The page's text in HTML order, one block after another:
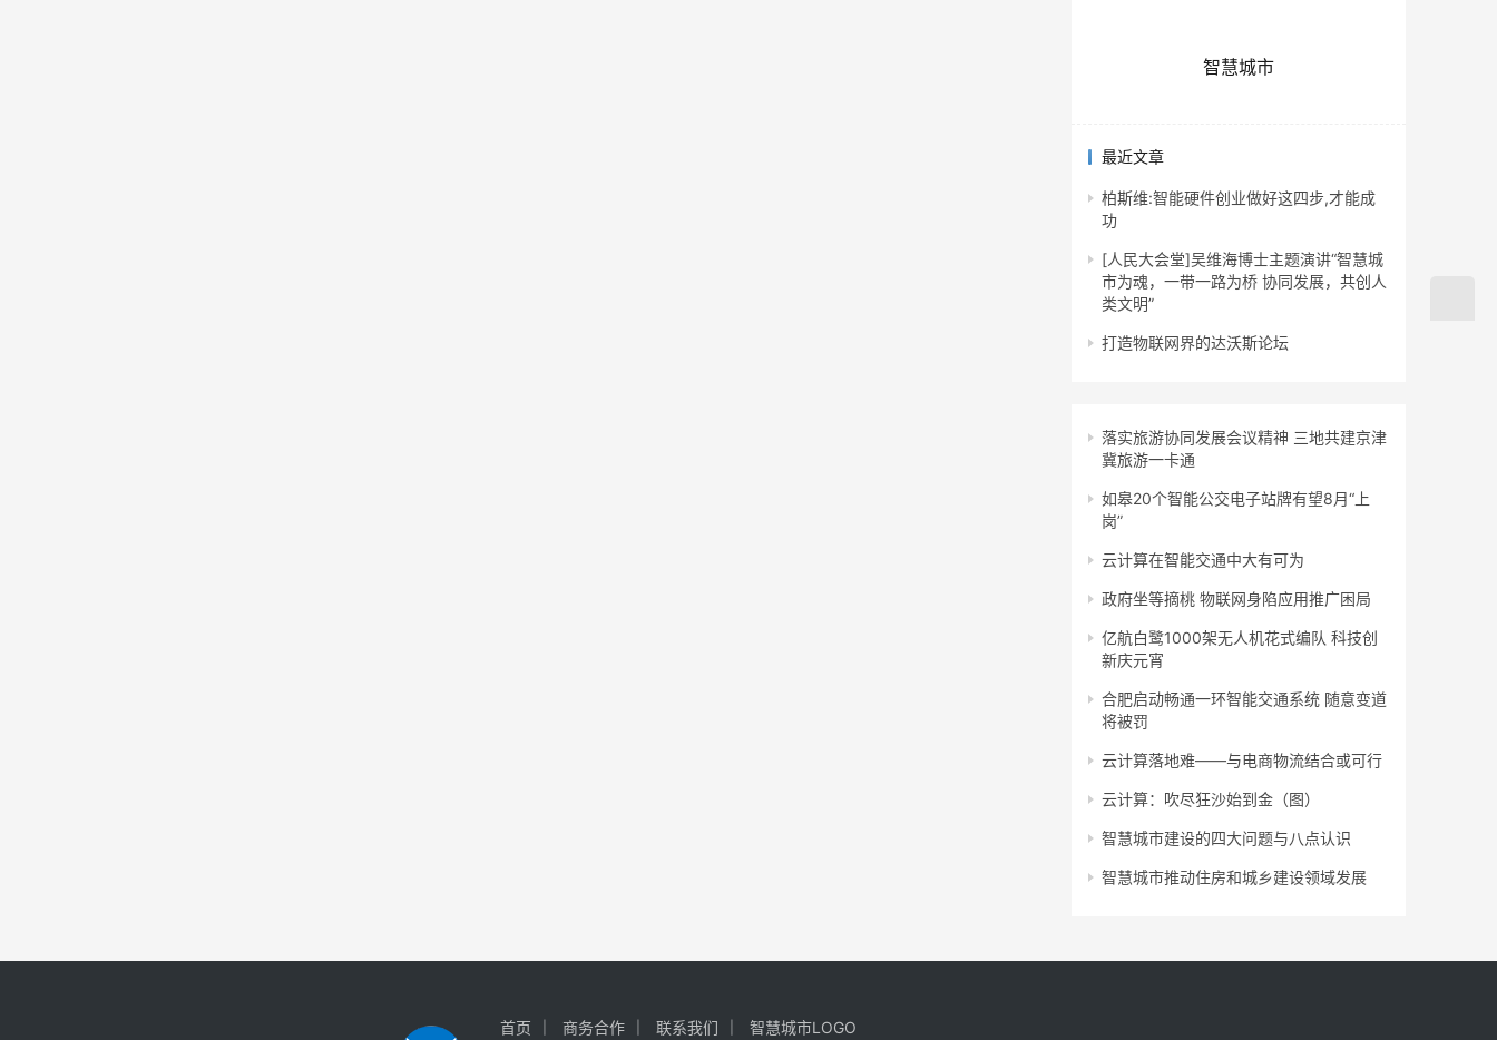
智慧城市
最近文章
柏斯维:智能硬件创业做好这四步,才能成
功
[人民大会堂]吴维海博士主题演讲“智慧城
市为魂，一带一路为桥 协同发展，共创人
类文明”
打造物联网界的达沃斯论坛
落实旅游协同发展会议精神 三地共建京津
冀旅游一卡通
如皋20个智能公交电子站牌有望8月“上
岗”
云计算在智能交通中大有可为
政府坐等摘桃 物联网身陷应用推广困局
亿航白鹭1000架无人机花式编队 科技创
新庆元宵
合肥启动畅通一环智能交通系统 随意变道
将被罚
云计算落地难——与电商物流结合或可行
云计算：吹尽狂沙始到金（图）
智慧城市建设的四大问题与八点认识
智慧城市推动住房和城乡建设领域发展
首页 商务合作 联系我们 智慧城市LOGO